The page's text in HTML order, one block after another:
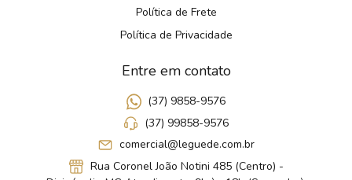
Política de Frete
Política de Privacidade
Entre em contato
(37) 9858-9576
(37) 99858-9576
comercial@leguede.com.br
Rua Coronel João Notini 485 (Centro) -